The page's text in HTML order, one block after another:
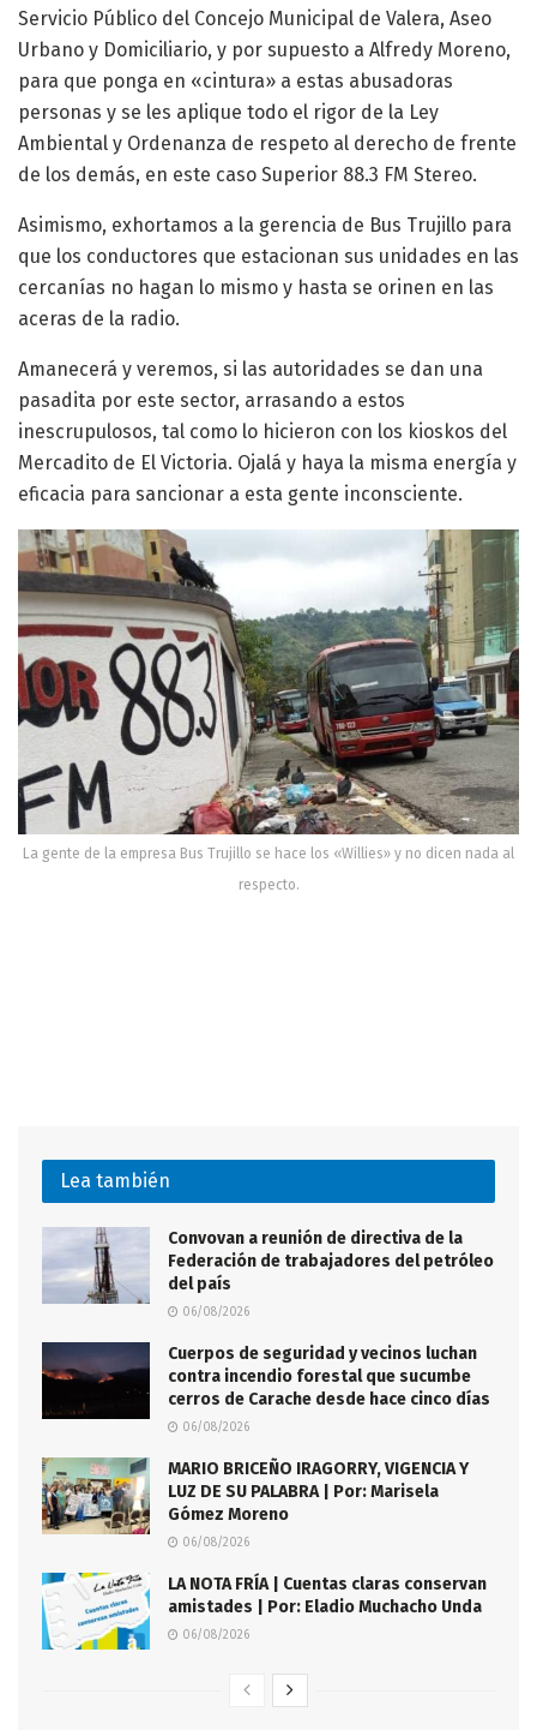
Servicio Público del Concejo Municipal de Valera, Aseo
Urbano y Domiciliario, y por supuesto a Alfredy Moreno,
para que ponga en «cintura» a estas abusadoras
personas y se les aplique todo el rigor de la Ley
Ambiental y Ordenanza de respeto al derecho de frente
de los demás, en este caso Superior 88.3 FM Stereo.
Asimismo, exhortamos a la gerencia de Bus Trujillo para
que los conductores que estacionan sus unidades en las
cercanías no hagan lo mismo y hasta se orinen en las
aceras de la radio.
Amanecerá y veremos, si las autoridades se dan una
pasadita por este sector, arrasando a estos
inescrupulosos, tal como lo hicieron con los kioskos del
Mercadito de El Victoria. Ojalá y haya la misma energía y
eficacia para sancionar a esta gente inconsciente.
La gente de la empresa Bus Trujillo se hace los «Willies» y no dicen nada al
respecto.
Lea también
Convovan a reunión de directiva de la
Federación de trabajadores del petróleo
del país
06/08/2026
Cuerpos de seguridad y vecinos luchan
contra incendio forestal que sucumbe
cerros de Carache desde hace cinco días
06/08/2026
MARIO BRICEÑO IRAGORRY, VIGENCIA Y
LUZ DE SU PALABRA | Por: Marisela
Gómez Moreno
06/08/2026
LA NOTA FRÍA | Cuentas claras conservan
amistades | Por: Eladio Muchacho Unda
06/08/2026